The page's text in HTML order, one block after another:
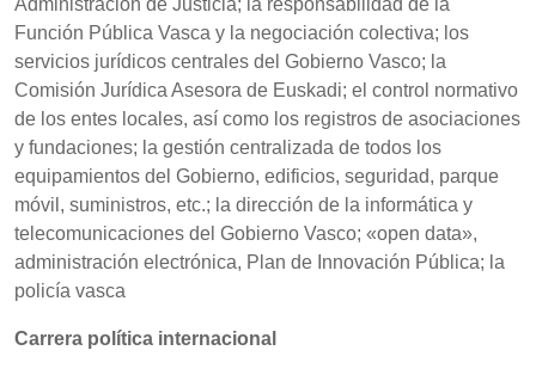
Administración de Justicia; la responsabilidad de la
Función Pública Vasca y la negociación colectiva; los
servicios jurídicos centrales del Gobierno Vasco; la
Comisión Jurídica Asesora de Euskadi; el control normativo
de los entes locales, así como los registros de asociaciones
y fundaciones; la gestión centralizada de todos los
equipamientos del Gobierno, edificios, seguridad, parque
móvil, suministros, etc.; la dirección de la informática y
telecomunicaciones del Gobierno Vasco; «open data»,
administración electrónica, Plan de Innovación Pública; la
policía vasca
Carrera política internacional